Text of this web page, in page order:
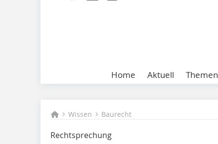
Home Aktuell Themen
Wissen Baurecht
Rechtsprechung